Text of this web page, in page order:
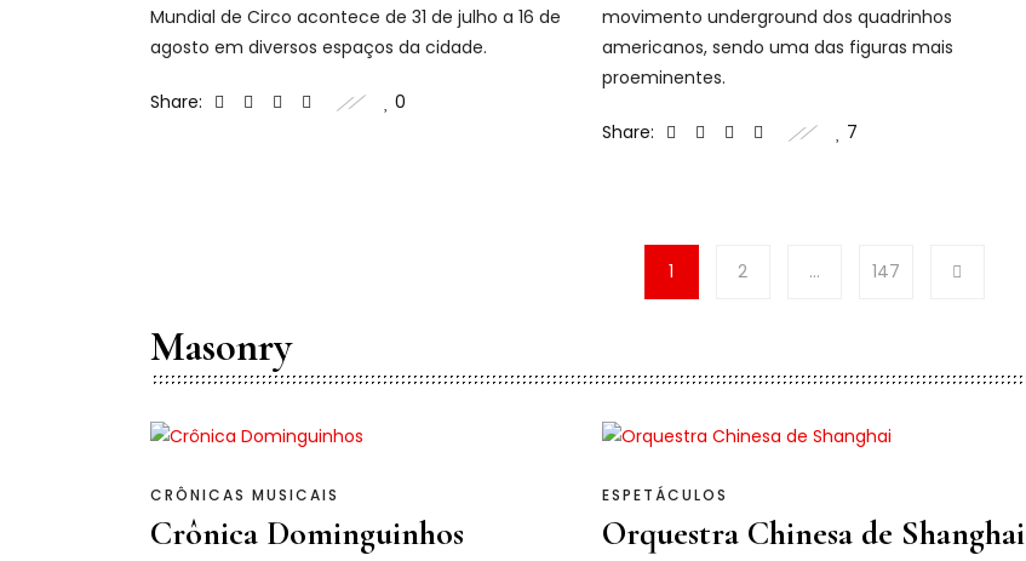
Mundial de Circo acontece de 31 de julho a 16 de
agosto em diversos espaços da cidade.
Share: 0
movimento underground dos quadrinhos
americanos, sendo uma das figuras mais
proeminentes.
Share: 7
1 2 … 147
Masonry
CRÔNICAS MUSICAIS
Crônica Dominguinhos
ESPETÁCULOS
Orquestra Chinesa de Shanghai